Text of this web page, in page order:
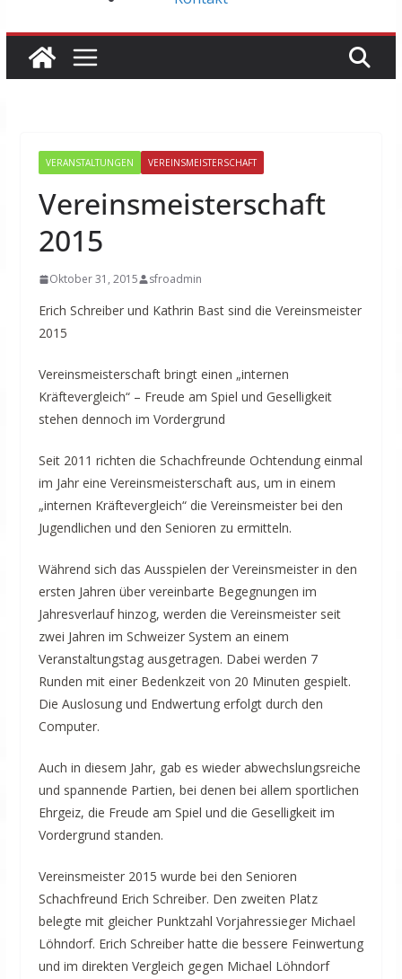
VERANSTALTUNGEN VEREINSMEISTERSCHAFT
Vereinsmeisterschaft
2015
Oktober 31, 2015 sfroadmin
Erich Schreiber und Kathrin Bast sind die Vereinsmeister
2015
Vereinsmeisterschaft bringt einen „internen
Kräftevergleich“ – Freude am Spiel und Geselligkeit
stehen dennoch im Vordergrund
Seit 2011 richten die Schachfreunde Ochtendung einmal
im Jahr eine Vereinsmeisterschaft aus, um in einem
„internen Kräftevergleich“ die Vereinsmeister bei den
Jugendlichen und den Senioren zu ermitteln.
Während sich das Ausspielen der Vereinsmeister in den
ersten Jahren über vereinbarte Begegnungen im
Jahresverlauf hinzog, werden die Vereinsmeister seit
zwei Jahren im Schweizer System an einem
Veranstaltungstag ausgetragen. Dabei werden 7
Runden mit einer Bedenkzeit von 20 Minuten gespielt.
Die Auslosung und Endwertung erfolgt durch den
Computer.
Auch in diesem Jahr, gab es wieder abwechslungsreiche
und spannende Partien, bei denen bei allem sportlichen
Ehrgeiz, die Freude am Spiel und die Geselligkeit im
Vordergrund standen.
Vereinsmeister 2015 wurde bei den Senioren
Schachfreund Erich Schreiber. Den zweiten Platz
belegte mit gleicher Punktzahl Vorjahressieger Michael
Löhndorf. Erich Schreiber hatte die bessere Feinwertung
und im direkten Vergleich gegen Michael Löhndorf